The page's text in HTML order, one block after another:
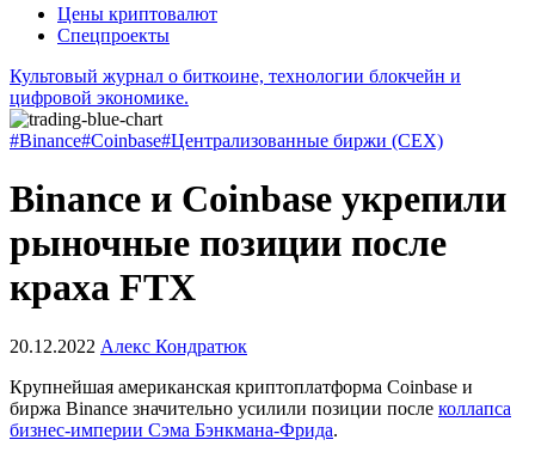
Цены криптовалют
Спецпроекты
Культовый журнал о биткоине, технологии блокчейн и
цифровой экономике.
#Binance#Coinbase#Централизованные биржи (CEX)
Binance и Coinbase укрепили
рыночные позиции после
краха FTX
20.12.2022 Алекс Кондратюк
Крупнейшая американская криптоплатформа Coinbase и
биржа Binance значительно усилили позиции после коллапса
бизнес-империи Сэма Бэнкмана-Фрида.